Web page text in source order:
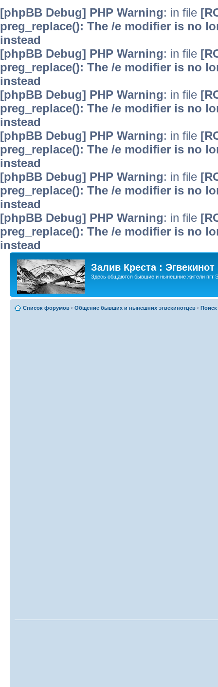
[phpBB Debug] PHP Warning: in file
preg_replace(): The /e modifier is no
instead
[phpBB Debug] PHP Warning: in file
preg_replace(): The /e modifier is no
instead
[phpBB Debug] PHP Warning: in file
preg_replace(): The /e modifier is no
instead
[phpBB Debug] PHP Warning: in file
preg_replace(): The /e modifier is no
instead
[phpBB Debug] PHP Warning: in file
preg_replace(): The /e modifier is no
instead
[phpBB Debug] PHP Warning: in file
preg_replace(): The /e modifier is no
instead
Залив Креста : Эгвекинот
Здесь общаются бывшие и нынешние жители пгт
Список форумов ‹ Общение бывших и нынешних эгвекинотцев ‹ Поиск